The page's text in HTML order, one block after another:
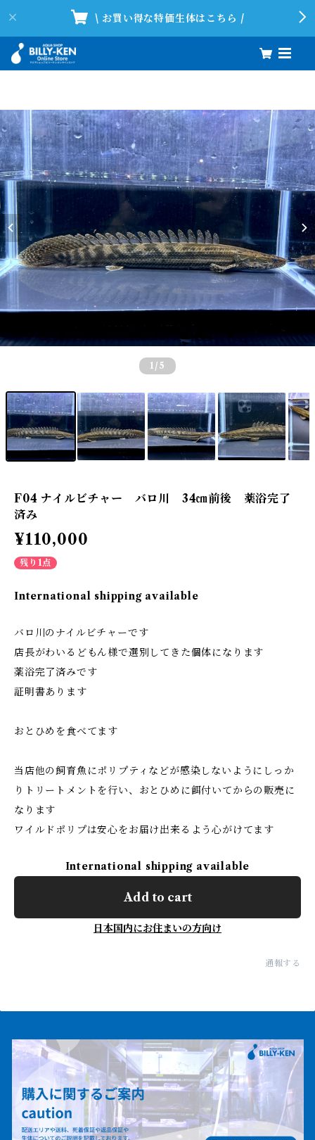
\ お買い得な特価生体はこちら /
1 /5
F04 ナイルビチャー バロ川 34㎝前後 薬浴完了
済み
¥110,000
残り1点
International shipping available
バロ川のナイルビチャーです
店長がわいるどもん様で選別してきた個体になります
薬浴完了済みです
証明書あります
おとひめを食べてます
当店他の飼育魚にポリプティなどが感染しないようにしっか
りトリートメントを行い、おとひめに餌付いてからの販売に
なります
ワイルドポリプは安心をお届け出来るよう心がけてます
International shipping available
Add to cart
日本国内にお住まいの方向け
通報する